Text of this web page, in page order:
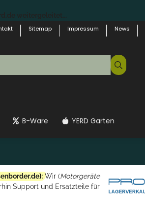
Sitemap Impressum News
B-Ware YERD Garten
): Wir (Motorgeräte
Support und Ersatzteile für